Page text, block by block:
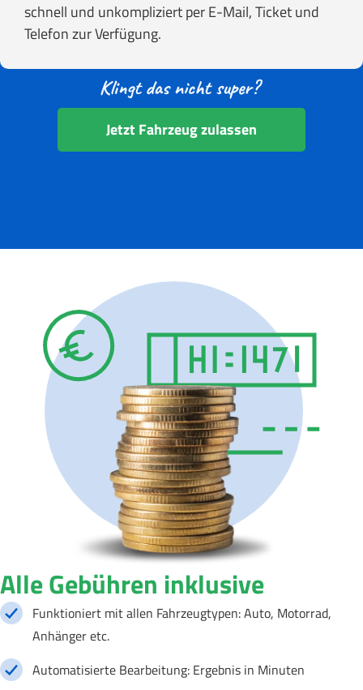
schnell und unkompliziert per E-Mail, Ticket und
Telefon zur Verfügung.
Jetzt Fahrzeug zulassen
Alle Gebühren inklusive
Funktioniert mit allen Fahrzeugtypen: Auto, Motorrad,
Anhänger etc.
Automatisierte Bearbeitung: Ergebnis in Minuten